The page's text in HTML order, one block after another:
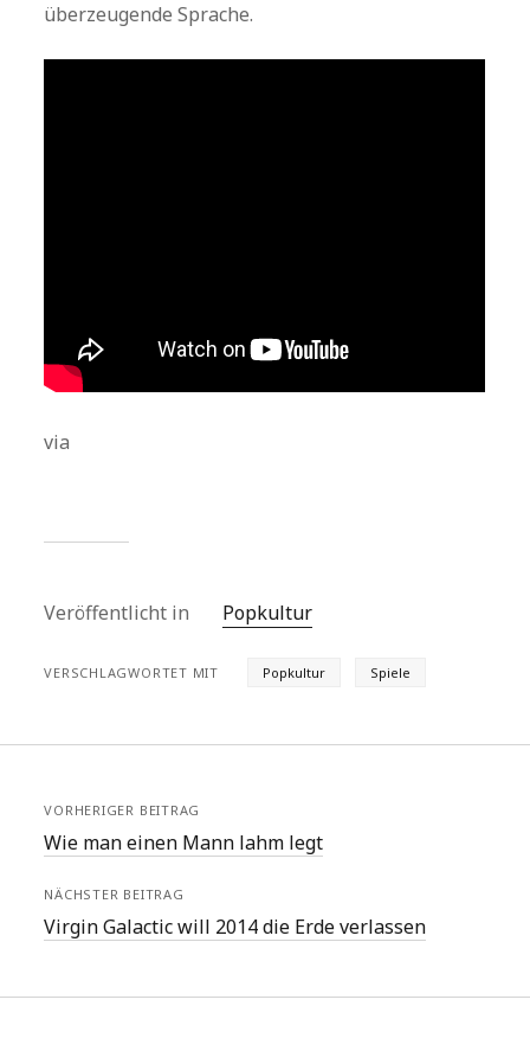
überzeugende Sprache.
via
Veröffentlicht in Popkultur
VERSCHLAGWORTET MIT Popkultur Spiele
VORHERIGER BEITRAG
Wie man einen Mann lahm legt
NÄCHSTER BEITRAG
Virgin Galactic will 2014 die Erde verlassen